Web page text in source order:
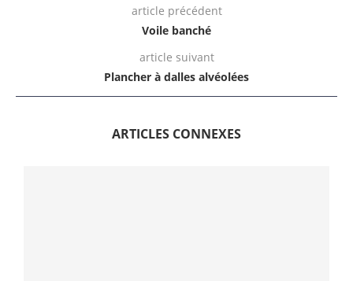
article précédent
Voile banché
article suivant
Plancher à dalles alvéolées
ARTICLES CONNEXES